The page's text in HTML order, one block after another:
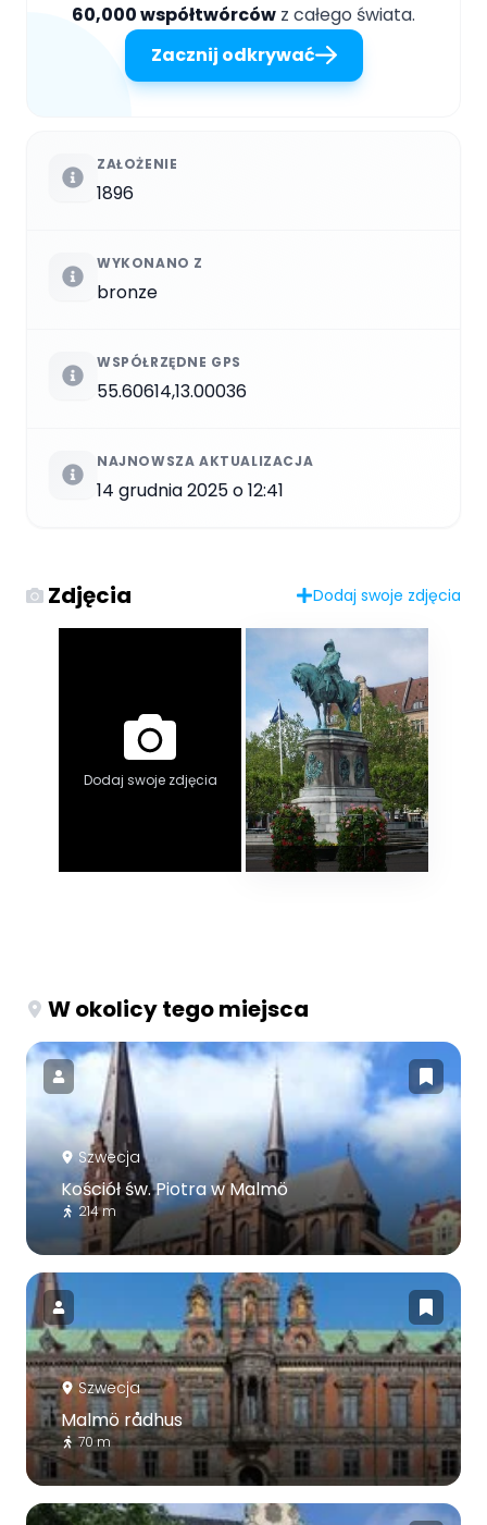
60,000 współtwórców z całego świata.
Zacznij odkrywać
ZAŁOŻENIE
1896
WYKONANO Z
bronze
WSPÓŁRZĘDNE GPS
55.60614,13.00036
NAJNOWSZA AKTUALIZACJA
14 grudnia 2025 o 12:41
Zdjęcia Dodaj swoje zdjęcia
Dodaj swoje zdjęcia
W okolicy tego miejsca
Szwecja
Kościół św. Piotra w Malmö
214 m
Szwecja
Malmö rådhus
70 m